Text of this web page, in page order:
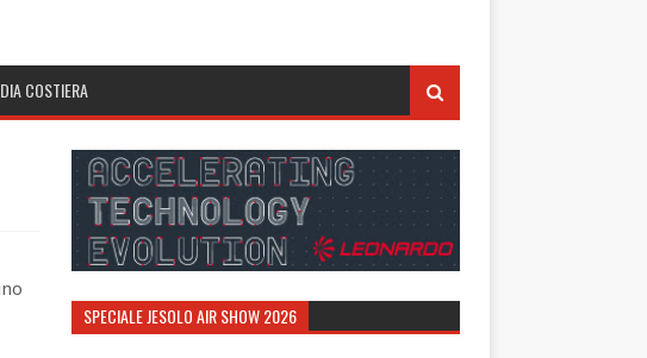
COSTIERA
SPECIALE JESOLO AIR SHOW 2026